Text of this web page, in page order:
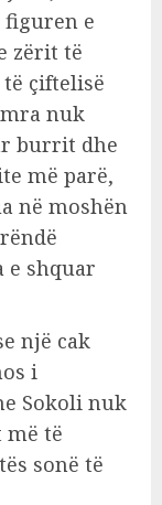
figuren e
zërit të
çiftelisë
nuk
burrit dhe
më parë,
në moshën
shquar
një cak
i
Sokoli nuk
më të
sonë të